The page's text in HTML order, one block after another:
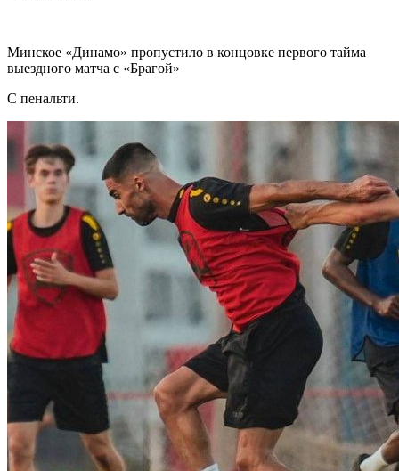
Минское «Динамо» пропустило в концовке первого тайма
выездного матча с «Брагой»
С пенальти.